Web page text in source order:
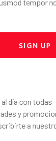
tempor
SIGN UP
día con todas
y
a